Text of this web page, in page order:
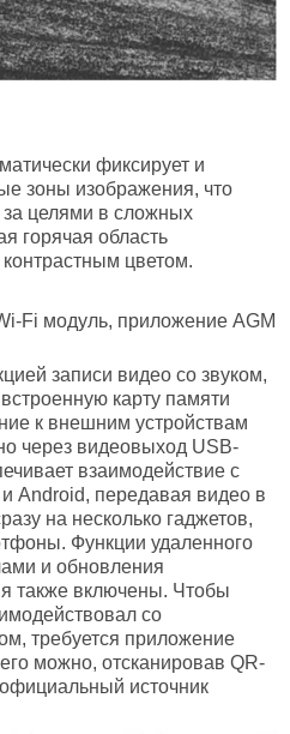
фиксирует и
зоны изображения, что
целями в сложных
горячая область
цветом.
Fi модуль, приложение AGM
записи видео со звуком,
карту памяти
к внешним устройствам
через видеовыход USB-
взаимодействие с
Android, передавая видео в
на несколько гаджетов,
Функции удаленного
и обновления
также включены. Чтобы
со
требуется приложение
можно, отсканировав QR-
источник